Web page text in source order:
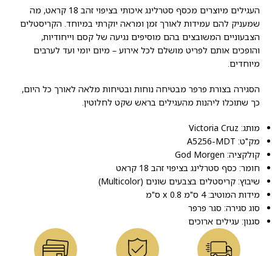
העגילים מיוצרים מכסף סטרלינג איכותי בציפוי זהב 18 קראט, מה
שמעניק להם עמידות לאורך זמן ומראה יוקרתי במיוחד. הקריסטלים
הצבעוניים המשובצים בהם מוסיפים נגיעה של קסם וייחודיות,
והופכים אותם לפריט מושלם לכל אירוע – מיום יומי ועד לערבים
מיוחדים.
הסגירה בצורת פרפר מבטיחה נוחות ובטיחות מלאה לאורך כל היום,
כך שתוכלו ליהנות מהעגילים בראש שקט לחלוטין.
מותג: Victoria Cruz
מק"ט: A5256-MDT
קולקציה: God Morgen
חומר: כסף סטרלינג בציפוי זהב 18 קראט
שיבוץ: קריסטלים בצבעים שונים (Multicolor)
מידות המוטיב: 4 ס"מ x 0.8 ס"מ
סוג סגירה: סגר פרפר
סגנון: עגילים ארוכים